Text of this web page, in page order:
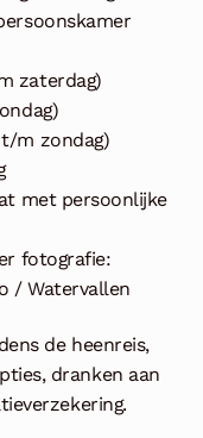
zaterdag)
m zondag)
met persoonlijke
fotografie:
/ Watervallen
de heenreis,
dranken aan